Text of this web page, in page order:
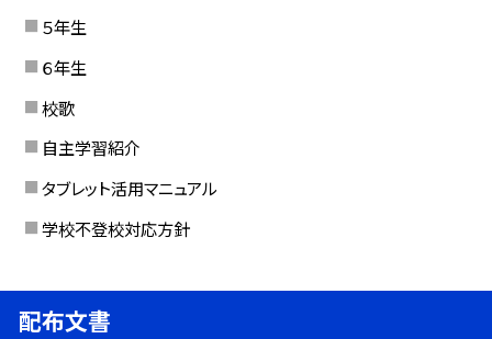
５年生
６年生
校歌
自主学習紹介
タブレット活用マニュアル
学校不登校対応方針
配布文書